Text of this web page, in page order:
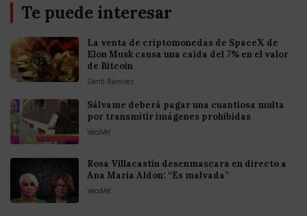
Te puede interesar
La venta de criptomonedas de SpaceX de
Elon Musk causa una caída del 7% en el valor
de Bitcoin
Santi Ramirez
Sálvame deberá pagar una cuantiosa multa
por transmitir imágenes prohibidas
VecoVet
Rosa Villacastín desenmascara en directo a
Ana María Aldon: “Es malvada”
VecoVet